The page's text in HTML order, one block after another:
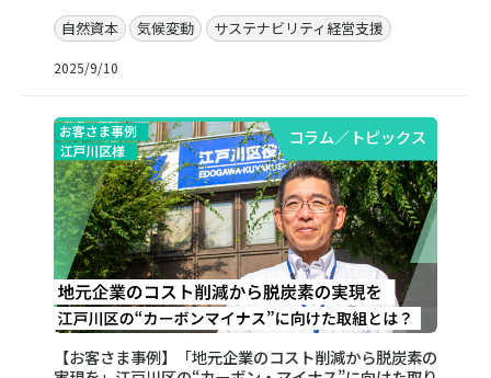
自然資本 気候変動 サステナビリティ経営支援
2025/9/10
コラム／トピックス
【お客さま事例】「地元企業のコスト削減から脱炭素の